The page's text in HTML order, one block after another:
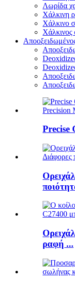
Λωρίδα
Χάλκινη
Χάλκινο
Χάλκινος
Precise
ραφή ...